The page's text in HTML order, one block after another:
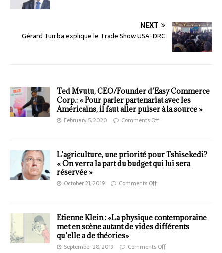
NEXT
Gérard Tumba explique le Trade Show USA-DRC
Ted Mvutu, CEO/Founder d’Easy Commerce
Corp.: « Pour parler partenariat avec les
Américains, il faut aller puiser à la source »
February 5, 2020 Comments Off
L’agriculture, une priorité pour Tshisekedi?
« On verra la part du budget qui lui sera
réservée »
October 21, 2019 Comments Off
Etienne Klein : «La physique contemporaine
met en scène autant de vides différents
qu’elle a de théories»
September 28, 2019 Comments Off